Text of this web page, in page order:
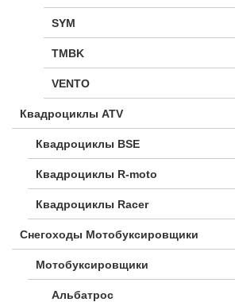
SYM
TMBK
VENTO
Квадроциклы ATV
Квадроциклы BSE
Квадроциклы R-moto
Квадроциклы Racer
Снегоходы Мотобуксировщики
Мотобуксировщики
Альбатрос